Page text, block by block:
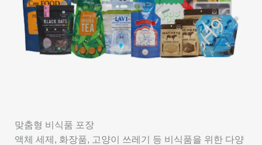
맞춤형 비식품 포장
액체 세제, 화장품, 고양이 쓰레기 등 비식품을 위한 다양